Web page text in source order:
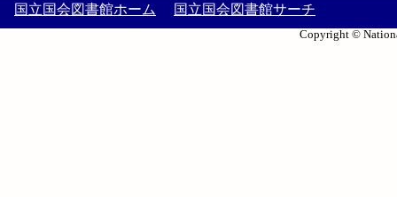
国立国会図書館ホーム 国立国会図書館サーチ
Copyright ©